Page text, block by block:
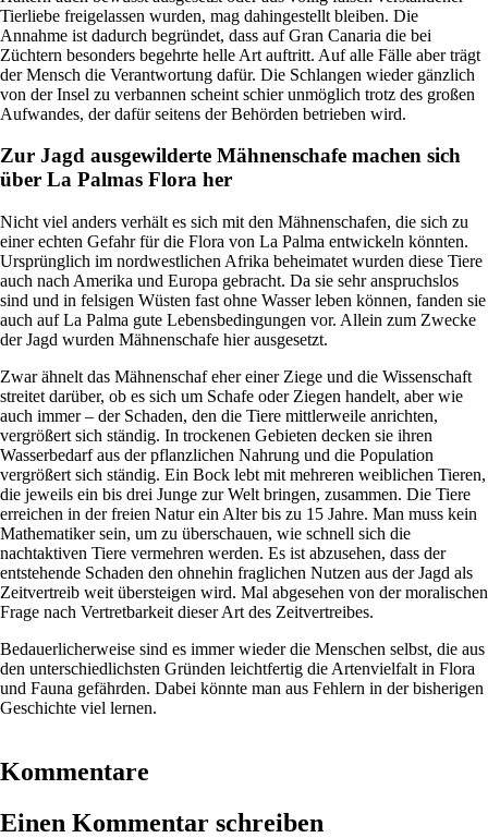
Tierliebe freigelassen wurden, mag dahingestellt bleiben. Die
Annahme ist dadurch begründet, dass auf Gran Canaria die bei
Züchtern besonders begehrte helle Art auftritt. Auf alle Fälle aber trägt
der Mensch die Verantwortung dafür. Die Schlangen wieder gänzlich
von der Insel zu verbannen scheint schier unmöglich trotz des großen
Aufwandes, der dafür seitens der Behörden betrieben wird.
Zur Jagd ausgewilderte Mähnenschafe machen sich
über La Palmas Flora her
Nicht viel anders verhält es sich mit den Mähnenschafen, die sich zu
einer echten Gefahr für die Flora von La Palma entwickeln könnten.
Ursprünglich im nordwestlichen Afrika beheimatet wurden diese Tiere
auch nach Amerika und Europa gebracht. Da sie sehr anspruchslos
sind und in felsigen Wüsten fast ohne Wasser leben können, fanden sie
auch auf La Palma gute Lebensbedingungen vor. Allein zum Zwecke
der Jagd wurden Mähnenschafe hier ausgesetzt.
Zwar ähnelt das Mähnenschaf eher einer Ziege und die Wissenschaft
streitet darüber, ob es sich um Schafe oder Ziegen handelt, aber wie
auch immer – der Schaden, den die Tiere mittlerweile anrichten,
vergrößert sich ständig. In trockenen Gebieten decken sie ihren
Wasserbedarf aus der pflanzlichen Nahrung und die Population
vergrößert sich ständig. Ein Bock lebt mit mehreren weiblichen Tieren,
die jeweils ein bis drei Junge zur Welt bringen, zusammen. Die Tiere
erreichen in der freien Natur ein Alter bis zu 15 Jahre. Man muss kein
Mathematiker sein, um zu überschauen, wie schnell sich die
nachtaktiven Tiere vermehren werden. Es ist abzusehen, dass der
entstehende Schaden den ohnehin fraglichen Nutzen aus der Jagd als
Zeitvertreib weit übersteigen wird. Mal abgesehen von der moralischen
Frage nach Vertretbarkeit dieser Art des Zeitvertreibes.
Bedauerlicherweise sind es immer wieder die Menschen selbst, die aus
den unterschiedlichsten Gründen leichtfertig die Artenvielfalt in Flora
und Fauna gefährden. Dabei könnte man aus Fehlern in der bisherigen
Geschichte viel lernen.
Kommentare
Einen Kommentar schreiben